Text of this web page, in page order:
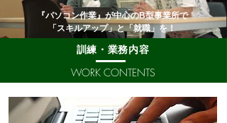
『パソコン作業』が中心のB型事業所で
​「スキルアップ」と「就職」を！
​訓練・業務内容
WORK CONTENTS